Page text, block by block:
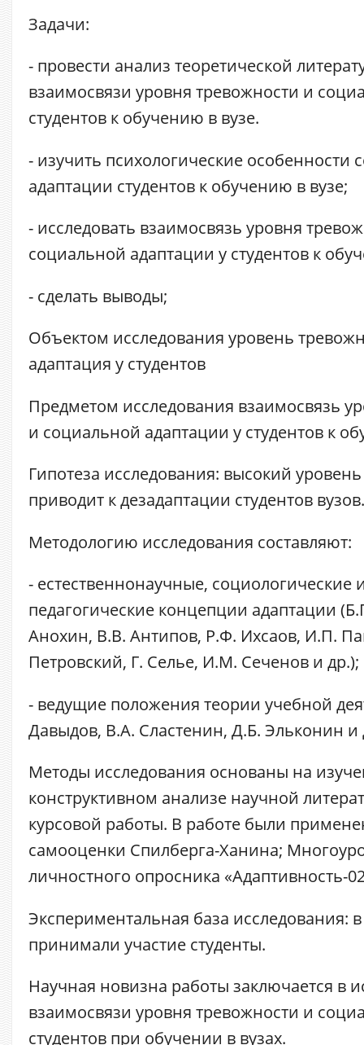
Задачи:
- провести анализ теоретической
взаимосвязи уровня тревожности и
студентов к обучению в вузе.
- изучить психологические особенности
адаптации студентов к обучению в вузе;
- исследовать взаимосвязь уровня
социальной адаптации у студентов к
- сделать выводы;
Объектом исследования уровень
адаптация у студентов
Предметом исследования взаимосвязь
и социальной адаптации у студентов к
Гипотеза исследования: высокий
приводит к дезадаптации студентов вузов.
Методологию исследования составляют:
- естественнонаучные, социологические
педагогические концепции адаптации
Анохин, В.В. Антипов, Р.Ф. Ихсаов, И.П.
Петровский, Г. Селье, И.М. Сеченов и др.);
- ведущие положения теории учебной
Давыдов, В.А. Сластенин, Д.Б. Эльконин и
Методы исследования основаны на
конструктивном анализе научной
курсовой работы. В работе были
самооценки Спилберга-Ханина;
личностного опросника
Экспериментальная база исследования:
принимали участие студенты.
Научная новизна работы заключается в
взаимосвязи уровня тревожности и
студентов при обучении в вузах.